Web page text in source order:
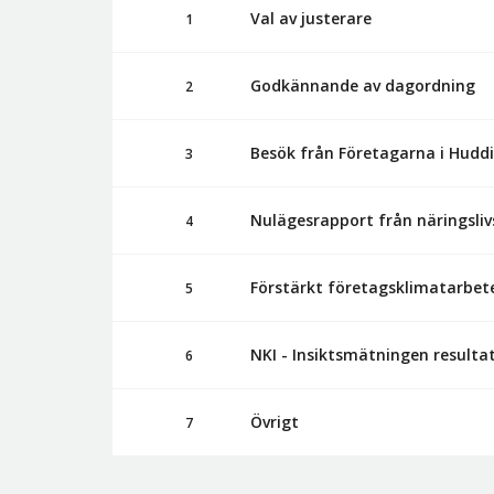
1 Val av justerare
2 Godkännande av dagordning
3 Besök från Företagarna i
4 Nulägesrapport från
5 Förstärkt
6 NKI - Insiktsmätningen resultat
7 Övrigt